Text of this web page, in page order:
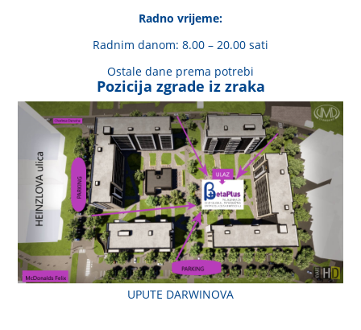
Radno vrijeme:
Radnim danom: 8.00 – 20.00 sati
Ostale dane prema potrebi
Pozicija zgrade iz zraka
UPUTE DARWINOVA